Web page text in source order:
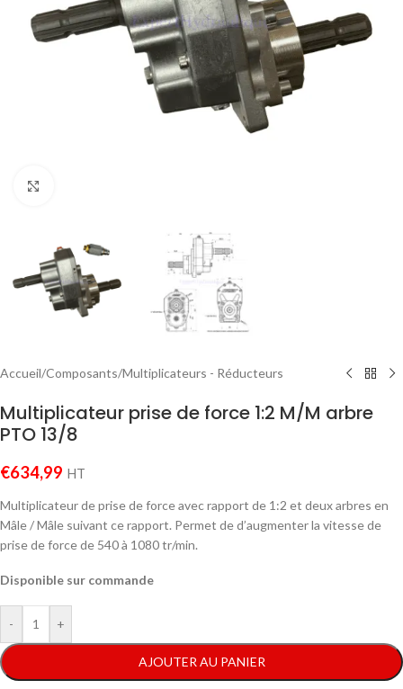
Accueil/Composants/Multiplicateurs - Réducteurs
Multiplicateur prise de force 1:2 M/M arbre
PTO 13/8
€634,99 HT
Multiplicateur de prise de force avec rapport de 1:2 et deux arbres en
Mâle / Mâle suivant ce rapport. Permet de d’augmenter la vitesse de
prise de force de 540 à 1080 tr/min.
Disponible sur commande
- +
AJOUTER AU PANIER